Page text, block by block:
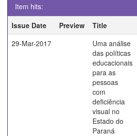
Item hits:
Issue Date
Preview Title
29-Mar-2017
Uma análise
das políticas
educacionais
para as
pessoas
com
deficiência
visual no
Estado do
Paraná